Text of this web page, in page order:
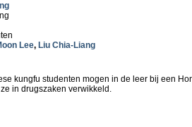
Lee, Liu Chia-Liang
kungfu studenten mogen in de leer bij een
in drugszaken verwikkeld.